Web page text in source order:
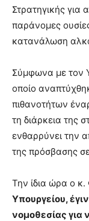
Στρατηγικής για
παράνομες
κατανάλωση
Σύμφωνα με τον
οποίο
πιθανοτήτων
τη διάρκεια της
ενθαρρύνει την
της πρόσβασης
Την ίδια ώρα ο κ.
Υπουργείου,
νομοθεσίας για